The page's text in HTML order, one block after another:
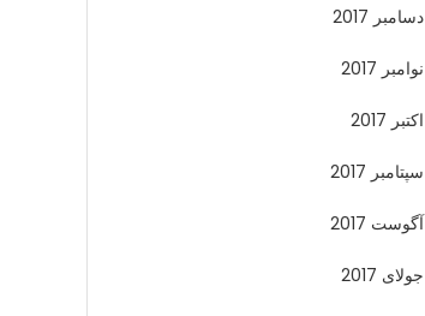
دسامبر 2017
نوامبر 2017
اکتبر 2017
سپتامبر 2017
آگوست 2017
جولای 2017